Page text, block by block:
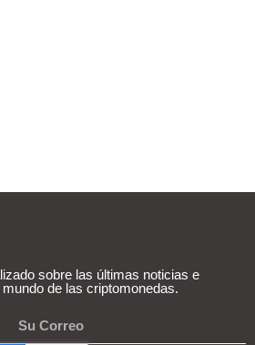
sobre las últimas noticias e
de las criptomonedas.